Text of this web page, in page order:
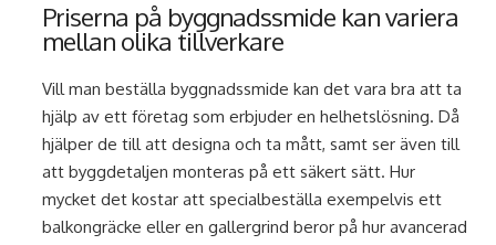
Priserna på byggnadssmide kan variera
mellan olika tillverkare
Vill man beställa byggnadssmide kan det vara bra att ta
hjälp av ett företag som erbjuder en helhetslösning. Då
hjälper de till att designa och ta mått, samt ser även till
att byggdetaljen monteras på ett säkert sätt. Hur
mycket det kostar att specialbeställa exempelvis ett
balkongräcke eller en gallergrind beror på hur avancerad